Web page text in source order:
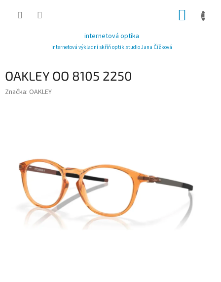
internetová optika
internetová výkladní skříň optik.studio Jana Čížková
OAKLEY OO 8105 2250
Značka: OAKLEY